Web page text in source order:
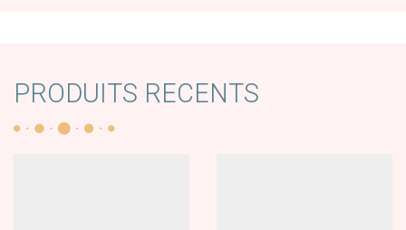
PRODUITS RECENTS